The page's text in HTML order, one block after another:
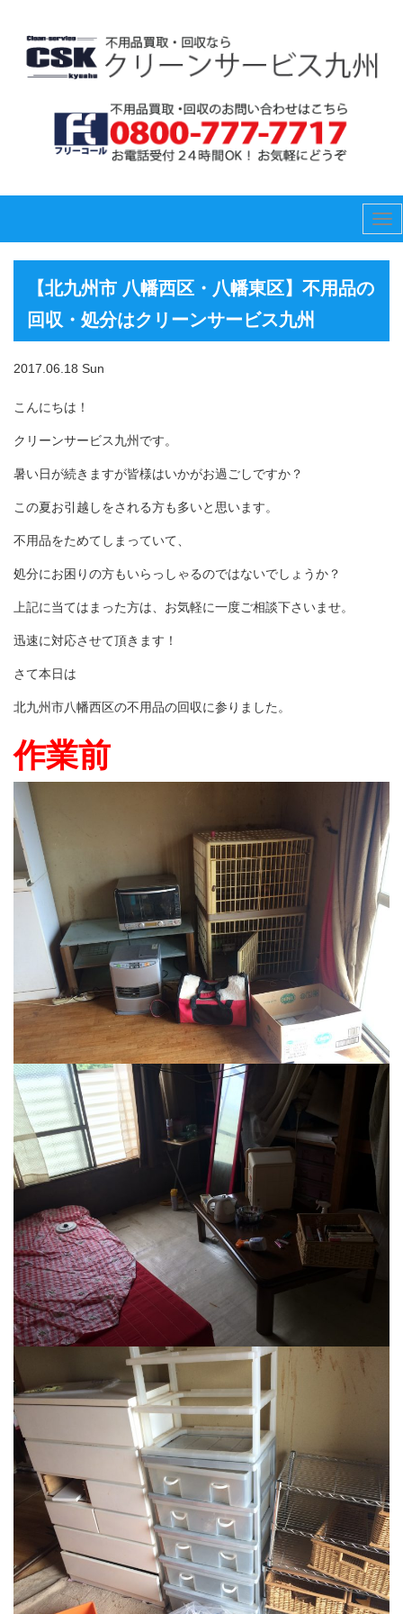
【北九州市 八幡西区・八幡東区】不用品の
回収・処分はクリーンサービス九州
2017.06.18 Sun
こんにちは！
クリーンサービス九州です。
暑い日が続きますが皆様はいかがお過ごしですか？
この夏お引越しをされる方も多いと思います。
不用品をためてしまっていて、
処分にお困りの方もいらっしゃるのではないでしょうか？
上記に当てはまった方は、お気軽に一度ご相談下さいませ。
迅速に対応させて頂きます！
さて本日は
北九州市八幡西区の不用品の回収に参りました。
作業前